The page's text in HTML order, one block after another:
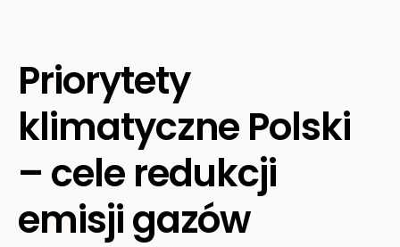
Priorytety
klimatyczne Polski
– cele redukcji
emisji gazów